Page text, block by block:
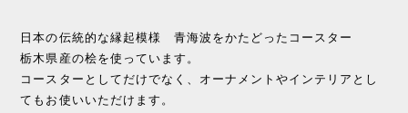
日本の伝統的な縁起模様 青海波をかたどったコースター
栃木県産の桧を使っています。
コースターとしてだけでなく、オーナメントやインテリアとし
てもお使いいただけます。